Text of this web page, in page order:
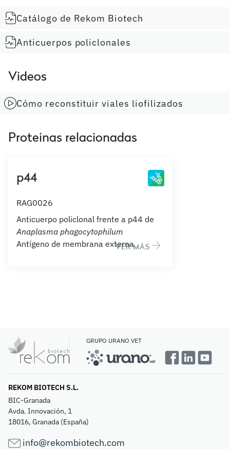
Catálogo de Rekom Biotech
Anticuerpos policlonales
Videos
Cómo reconstituir viales liofilizados
Proteinas relacionadas
p44
RAG0026
Anticuerpo policlonal frente a p44 de
Anaplasma phagocytophilum
Antígeno de membrana externa
VER MÁS
GRUPO URANO VET
REKOM BIOTECH S.L.
BIC-Granada
Avda. Innovación, 1
18016, Granada (España)
info@rekombiotech.com